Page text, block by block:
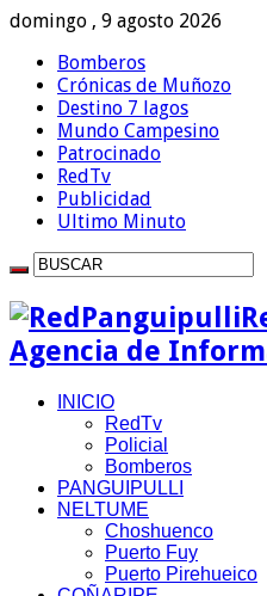
domingo , 9 agosto 2026
Bomberos
Crónicas de Muñozo
Destino 7 lagos
Mundo Campesino
Patrocinado
RedTv
Publicidad
Ultimo Minuto
Agencia de
INICIO
RedTv
Policial
Bomberos
PANGUIPULLI
NELTUME
Choshuenco
Puerto Fuy
Puerto Pirehueico